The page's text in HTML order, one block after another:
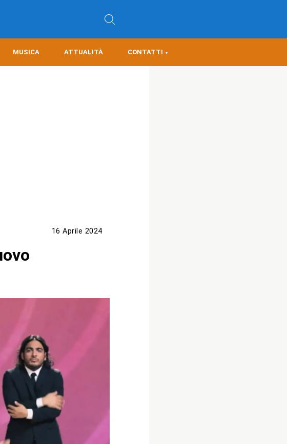
MUSICA ATTUALITÀ CONTATTI
16 Aprile 2024